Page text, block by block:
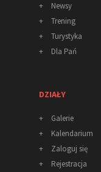
+
Newsy
+
Trening
+
Turystyka
+
Dla Pań
DZIAŁY
+
Galerie
+
Kalendarium
+
Zaloguj się
+
Rejestracja